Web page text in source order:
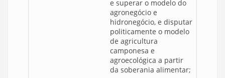
e superar o modelo do
agronegócio e
hidronegócio, e disputar
politicamente o modelo
de agricultura
camponesa e
agroecológica a partir
da soberania alimentar;